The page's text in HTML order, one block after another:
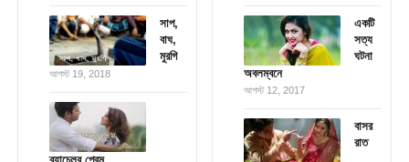
সাপ,
বাঘ,
মুরগি
আগস্ট 19, 2018
একটি
সত্য
ঘটনা
অবলম্বনে
আগস্ট 12, 2017
বাসর
রাত